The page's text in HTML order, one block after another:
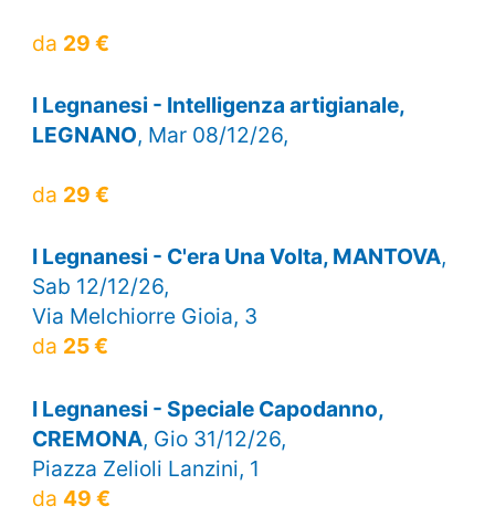
da 29 €
I Legnanesi - Intelligenza artigianale,
LEGNANO, Mar 08/12/26,
da 29 €
I Legnanesi - C'era Una Volta, MANTOVA,
Sab 12/12/26,
Via Melchiorre Gioia, 3
da 25 €
I Legnanesi - Speciale Capodanno,
CREMONA, Gio 31/12/26,
Piazza Zelioli Lanzini, 1
da 49 €